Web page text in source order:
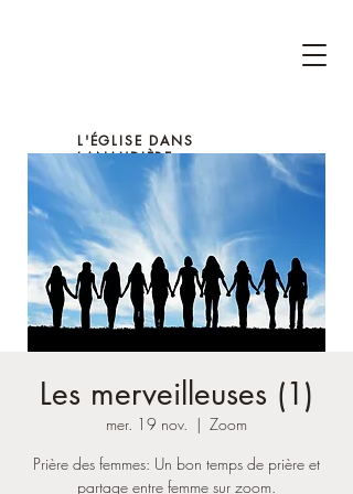
L'ÉGLISE DANS
LANAUDIÈRE
Les merveilleuses (1)
mer. 19 nov.
  |
Zoom
Prière des femmes: Un bon temps de prière et
partage entre femme sur zoom.